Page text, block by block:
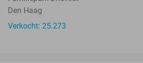
Den Haag
Verkocht: 25.273